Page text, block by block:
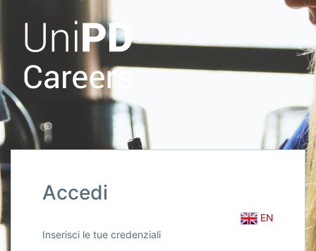
Accedi
EN
Inserisci le tue credenziali